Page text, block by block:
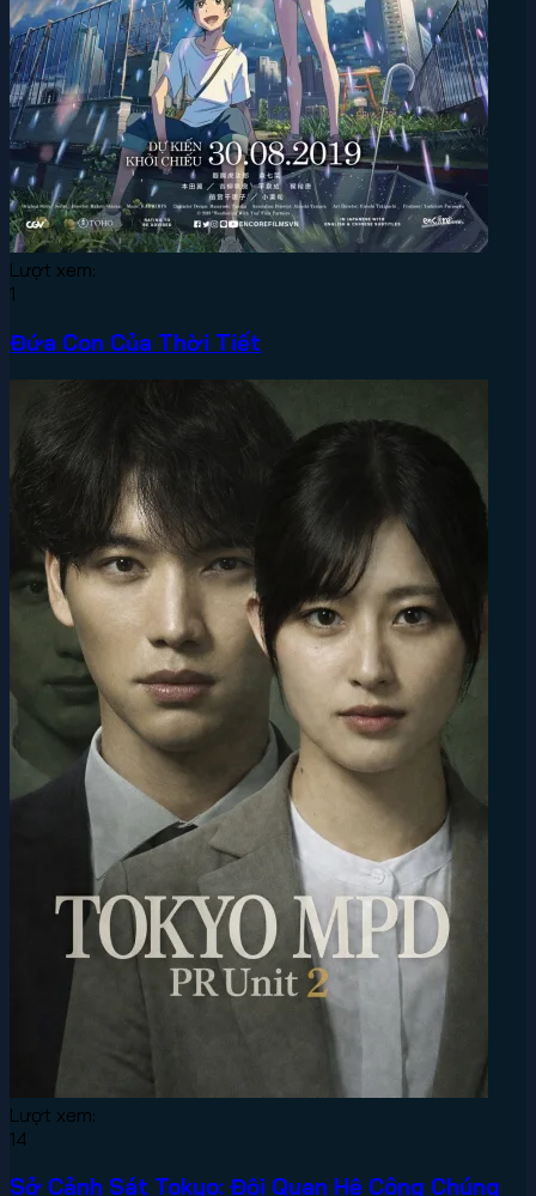
Lượt xem:
1
Đứa Con Của Thời Tiết
Lượt xem:
14
Sở Cảnh Sát Tokyo: Đội Quan Hệ Công Chúng